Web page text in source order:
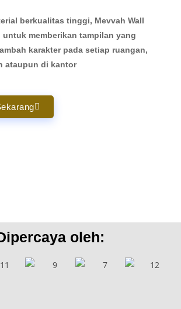
berkualitas tinggi, Mevvah Wall
untuk memberikan tampilan yang
karakter pada setiap ruangan,
ataupun di kantor
oleh: